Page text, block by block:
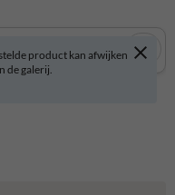
product kan afwijken
de galerij.